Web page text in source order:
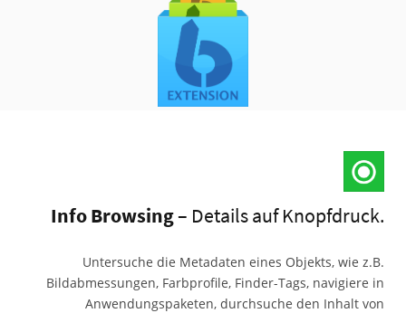
Info Browsing– Details auf Knopfdruck.
Untersuche die Metadaten eines Objekts, wie z.B.
Bildabmessungen, Farbprofile, Finder-Tags, navigiere in
Anwendungspaketen, durchsuche den Inhalt von